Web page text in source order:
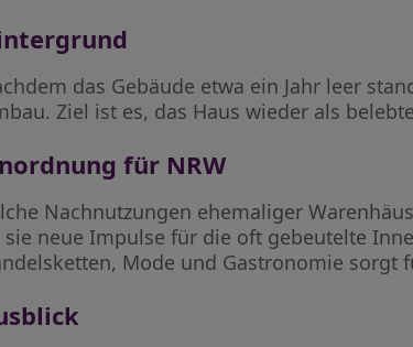
das Gebäude etwa ein Jahr leer
Ziel ist es, das Haus wieder als
für NRW
Nachnutzungen ehemaliger
sie neue Impulse für die oft gebeutelte
Mode und Gastronomie sorgt